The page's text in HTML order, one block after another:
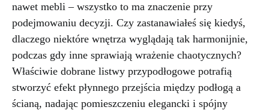
nawet mebli – wszystko to ma znaczenie przy
podejmowaniu decyzji. Czy zastanawiałeś się kiedyś,
dlaczego niektóre wnętrza wyglądają tak harmonijnie,
podczas gdy inne sprawiają wrażenie chaotycznych?
Właściwie dobrane listwy przypodłogowe potrafią
stworzyć efekt płynnego przejścia między podłogą a
ścianą, nadając pomieszczeniu elegancki i spójny